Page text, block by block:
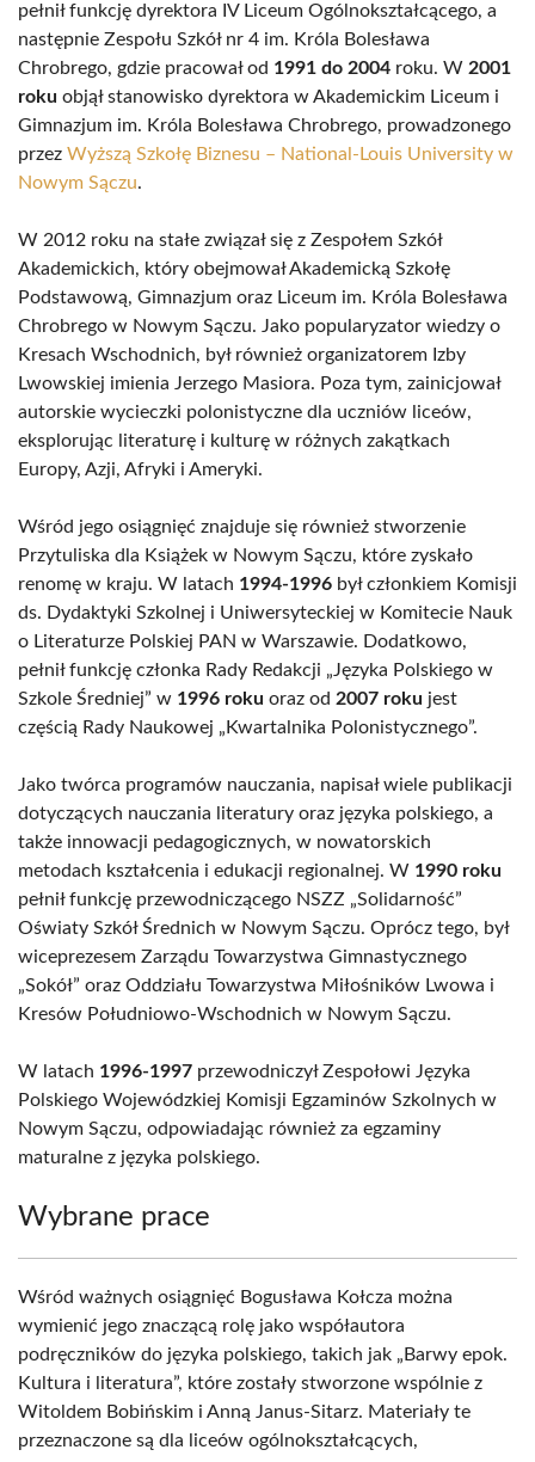
pełnił funkcję dyrektora IV Liceum Ogólnokształcącego, a
następnie Zespołu Szkół nr 4 im. Króla Bolesława
Chrobrego, gdzie pracował od 1991 do 2004 roku. W 2001
roku objął stanowisko dyrektora w Akademickim Liceum i
Gimnazjum im. Króla Bolesława Chrobrego, prowadzonego
przez Wyższą Szkołę Biznesu – National-Louis University w
Nowym Sączu.
W 2012 roku na stałe związał się z Zespołem Szkół
Akademickich, który obejmował Akademicką Szkołę
Podstawową, Gimnazjum oraz Liceum im. Króla Bolesława
Chrobrego w Nowym Sączu. Jako popularyzator wiedzy o
Kresach Wschodnich, był również organizatorem Izby
Lwowskiej imienia Jerzego Masiora. Poza tym, zainicjował
autorskie wycieczki polonistyczne dla uczniów liceów,
eksplorując literaturę i kulturę w różnych zakątkach
Europy, Azji, Afryki i Ameryki.
Wśród jego osiągnięć znajduje się również stworzenie
Przytuliska dla Książek w Nowym Sączu, które zyskało
renomę w kraju. W latach 1994-1996 był członkiem Komisji
ds. Dydaktyki Szkolnej i Uniwersyteckiej w Komitecie Nauk
o Literaturze Polskiej PAN w Warszawie. Dodatkowo,
pełnił funkcję członka Rady Redakcji „Języka Polskiego w
Szkole Średniej” w 1996 roku oraz od 2007 roku jest
częścią Rady Naukowej „Kwartalnika Polonistycznego”.
Jako twórca programów nauczania, napisał wiele publikacji
dotyczących nauczania literatury oraz języka polskiego, a
także innowacji pedagogicznych, w nowatorskich
metodach kształcenia i edukacji regionalnej. W 1990 roku
pełnił funkcję przewodniczącego NSZZ „Solidarność”
Oświaty Szkół Średnich w Nowym Sączu. Oprócz tego, był
wiceprezesem Zarządu Towarzystwa Gimnastycznego
„Sokół” oraz Oddziału Towarzystwa Miłośników Lwowa i
Kresów Południowo-Wschodnich w Nowym Sączu.
W latach 1996-1997 przewodniczył Zespołowi Języka
Polskiego Wojewódzkiej Komisji Egzaminów Szkolnych w
Nowym Sączu, odpowiadając również za egzaminy
maturalne z języka polskiego.
Wybrane prace
Wśród ważnych osiągnięć Bogusława Kołcza można
wymienić jego znaczącą rolę jako współautora
podręczników do języka polskiego, takich jak „Barwy epok.
Kultura i literatura”, które zostały stworzone wspólnie z
Witoldem Bobińskim i Anną Janus-Sitarz. Materiały te
przeznaczone są dla liceów ogólnokształcących,